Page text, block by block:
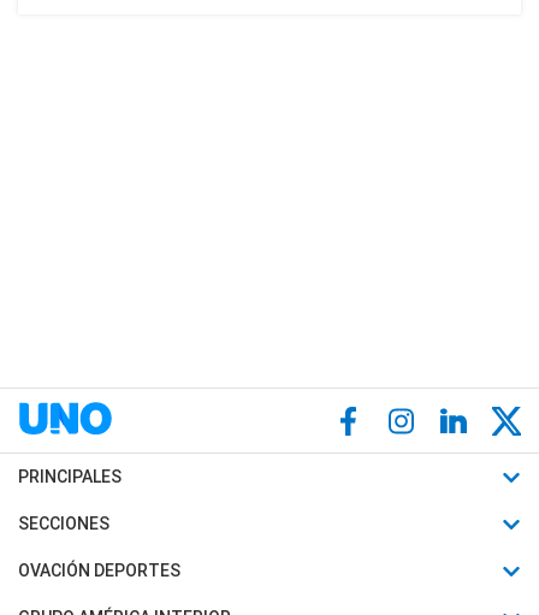
PRINCIPALES
Últimas Noticias
Política
SECCIONES
Horóscopo
Motores
OVACIÓN DEPORTES